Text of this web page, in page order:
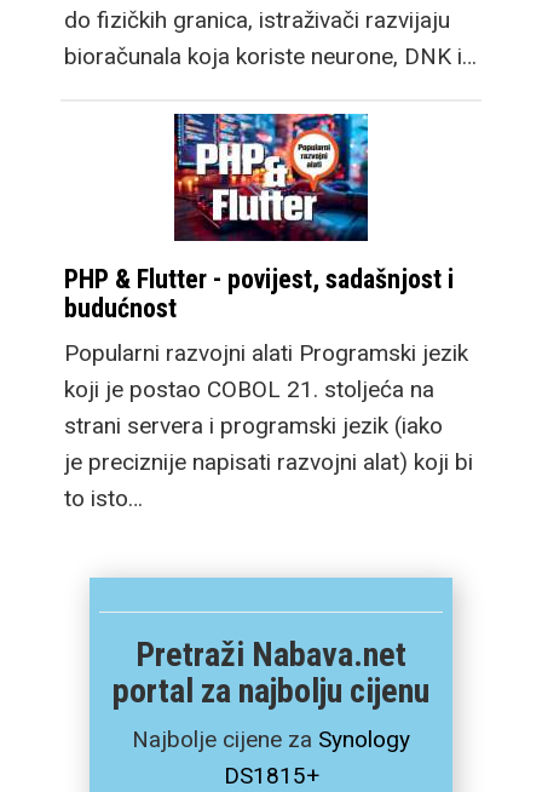
do fizičkih granica, istraživači razvijaju
bioračunala koja koriste neurone, DNK i…
PHP & Flutter - povijest, sadašnjost i
budućnost
Popularni razvojni alati Programski jezik
koji je postao COBOL 21. stoljeća na
strani servera i programski jezik (iako
je preciznije napisati razvojni alat) koji bi
to isto…
Pretraži Nabava.net
portal za najbolju cijenu
Najbolje cijene za Synology
DS1815+